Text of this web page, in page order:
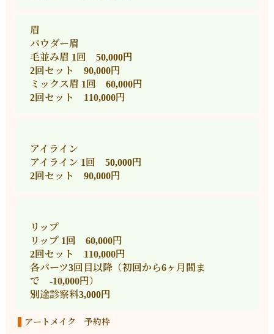
眉
パウダー眉
毛並み眉 1回 50,000円
2回セット 90,000円
ミックス眉 1回 60,000円
2回セット 110,000円
アイライン
アイライン 1回 50,000円
2回セット 90,000円
リップ
リップ 1回 60,000円
2回セット 110,000円
各パーツ3回目以降（初回から6ヶ月間ま
で -10,000円）
別途診察料3,000円
アートメイク 予約枠